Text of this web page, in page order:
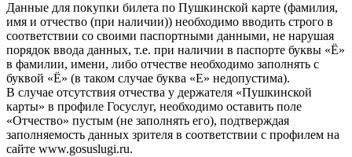
Данные для покупки билета по Пушкинской карте (фамилия,
имя и отчество (при наличии)) необходимо вводить строго в
соответствии со своими паспортными данными, не нарушая
порядок ввода данных, т.е. при наличии в паспорте буквы «Ё»
в фамилии, имени, либо отчестве необходимо заполнять с
буквой «Ё» (в таком случае буква «Е» недопустима).
В случае отсутствия отчества у держателя «Пушкинской
карты» в профиле Госуслуг, необходимо оставить поле
«Отчество» пустым (не заполнять его), подтверждая
заполняемость данных зрителя в соответствии с профилем на
сайте www.gosuslugi.ru.